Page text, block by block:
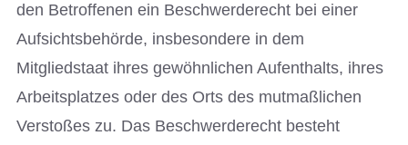
den Betroffenen ein Beschwerderecht bei einer
Aufsichtsbehörde, insbesondere in dem
Mitgliedstaat ihres gewöhnlichen Aufenthalts, ihres
Arbeitsplatzes oder des Orts des mutmaßlichen
Verstoßes zu. Das Beschwerderecht besteht